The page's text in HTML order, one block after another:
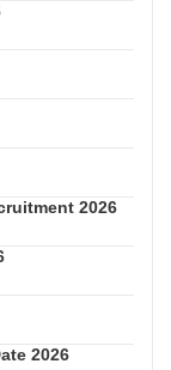
2026
2026